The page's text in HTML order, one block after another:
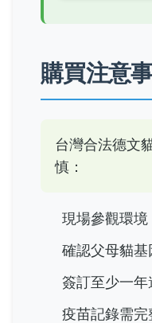
購買注意
台灣合法德文
慎：
現場參觀環境
確認父母貓
簽訂至少一
疫苗記錄需完